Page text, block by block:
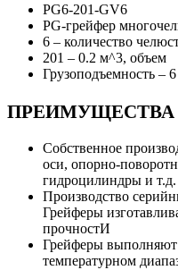
PG6-201-GV6
PG-грейфер
6 – количество
201 – 0.2 м^3, объем
Грузоподъемность – 6
ПРЕИМУЩЕСТВА
Собственное
оси, опорно-
гидроцилиндры и т.д.
Производство
Грейферы
прочностИ
Грейферы
температурном